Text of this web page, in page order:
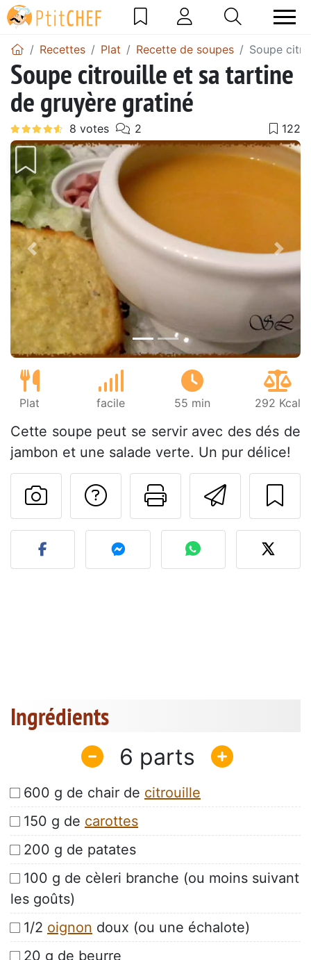
Recettes Plat Recette de soupes Soupe
Soupe citrouille et sa tartine
de gruyère gratiné
Précédent
Plat facile 55 min 292 Kcal
Cette soupe peut se servir avec des dés de
jambon et une salade verte. Un pur délice!
Imprimer
Poser une
Publier votre photo de
Ingrédients
6
600 g de chair de citrouille
150 g de carottes
200 g de patates
100 g de cèleri branche (ou moins suivant
les goûts)
1/2 oignon doux (ou une échalote)
20 g de beurre